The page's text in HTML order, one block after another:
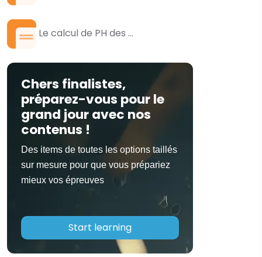
Le calcul de PH des ...
Chers finalistes,
préparez-vous pour le
grand jour avec nos
contenus !
Des items de toutes les options taillés
sur mesure pour que vous prépariez
mieux vos épreuves
Start learning